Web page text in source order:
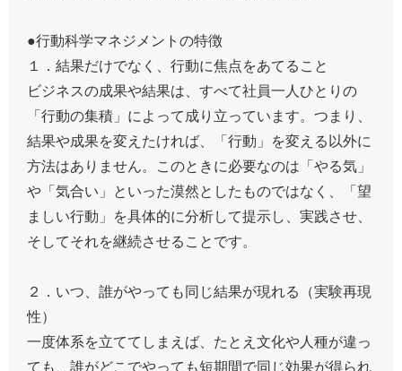
●行動科学マネジメントの特徴
１．結果だけでなく、行動に焦点をあてること
ビジネスの成果や結果は、すべて社員一人ひとりの
「行動の集積」によって成り立っています。つまり、
結果や成果を変えたければ、「行動」を変える以外に
方法はありません。このときに必要なのは「やる気」
や「気合い」といった漠然としたものではなく、「望
ましい行動」を具体的に分析して提示し、実践させ、
そしてそれを継続させることです。
２．いつ、誰がやっても同じ結果が現れる（実験再現
性）
一度体系を立ててしまえば、たとえ文化や人種が違っ
ても、誰がどこでやっても短期間で同じ効果が得られ